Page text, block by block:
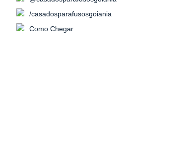
/casadosparafusosgoiania
Como Chegar